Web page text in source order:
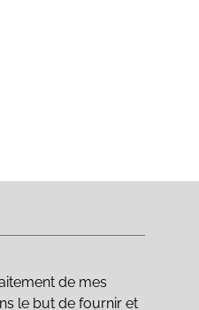
de mes
le but de fournir et